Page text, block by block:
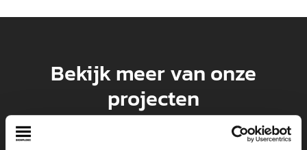
Bekijk meer van onze
projecten